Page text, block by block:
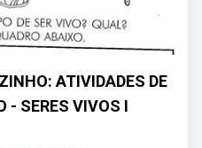
ATIVIDADES DE
- SERES VIVOS I